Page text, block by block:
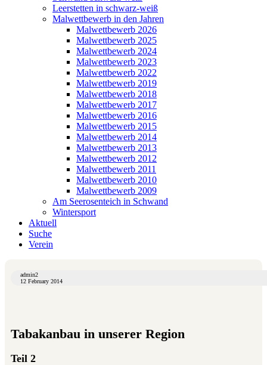
Leerstetten in schwarz-weiß
Malwettbewerb in den Jahren
Malwettbewerb 2026
Malwettbewerb 2025
Malwettbewerb 2024
Malwettbewerb 2023
Malwettbewerb 2022
Malwettbewerb 2019
Malwettbewerb 2018
Malwettbewerb 2017
Malwettbewerb 2016
Malwettbewerb 2015
Malwettbewerb 2014
Malwettbewerb 2013
Malwettbewerb 2012
Malwettbewerb 2011
Malwettbewerb 2010
Malwettbewerb 2009
Am Seerosenteich in Schwand
Wintersport
Aktuell
Suche
Verein
admin2
12 February 2014
Tabakanbau in unserer Region
Teil 2